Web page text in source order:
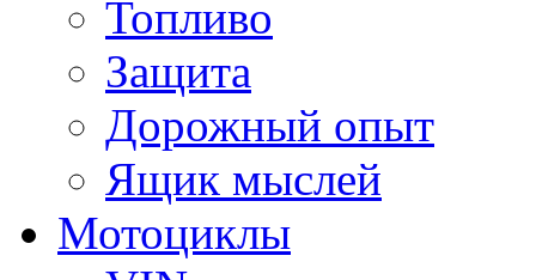
Топливо
Защита
Дорожный опыт
Ящик мыслей
Мотоциклы